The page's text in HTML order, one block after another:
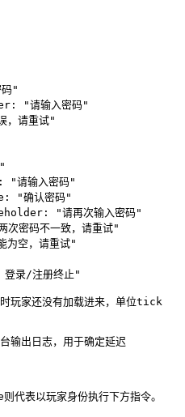
"
"请输入密码"
请重试"
请输入密码"
"确认密码"
"请再次输入密码"
码不一致，请重试"
空，请重试"
录/注册终止"
玩家还没有加载进来，单位tick
输出日志，用于确定延迟
表以玩家身份执行下方指令。